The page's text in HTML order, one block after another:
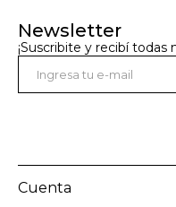
Newsletter
¡Suscribite y recibí todas
Cuenta